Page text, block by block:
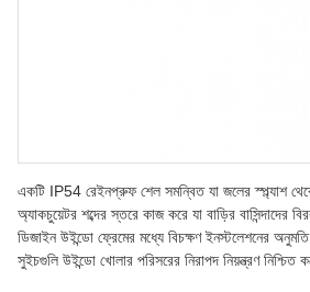
একটি IP54 রেইনপ্রুফ শেল সমন্বিত যা জলের স্প্ল্যাশ
অ্যাকচুয়েটর শব্দের স্তরে কাজ করে যা বাড়ির বাসিন্দাদের
ডিজাইন উইন্ডো ফ্রেমের মধ্যে বিচক্ষণ ইনস্টলেশনের অনুমতি
সুইচগুলি উইন্ডো খোলার পরিসরের নিরাপদ নিয়ন্ত্রণ নিশ্চিত